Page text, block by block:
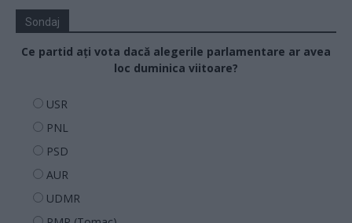
Sondaj
Ce partid ați vota dacă alegerile parlamentare ar avea
loc duminica viitoare?
USR
PNL
PSD
AUR
UDMR